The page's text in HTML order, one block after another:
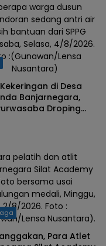
warga dusun
sedang antri air
bantuan dari SPPG
Selasa, 4/8/2026.
:(Gunawan/Lensa
Nusantara)
di Desa
Banjarnegara,
Droping
pelatih dan atlit
Silat Academy
bersama usai
medali, Minggu,
2/8/2026. Foto :
Lensa Nusantara).
Para Atlet